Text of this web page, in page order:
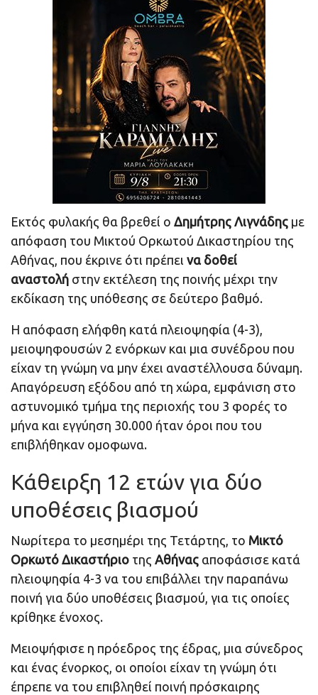
Εκτός φυλακής θα βρεθεί ο Δημήτρης Λιγνάδης με
απόφαση του Μικτού Ορκωτού Δικαστηρίου της
Αθήνας, που έκρινε ότι πρέπει να δοθεί
αναστολή στην εκτέλεση της ποινής μέχρι την
εκδίκαση της υπόθεσης σε δεύτερο βαθμό.
Η απόφαση ελήφθη κατά πλειοψηφία (4-3),
μειοψηφουσών 2 ενόρκων και μια συνέδρου που
είχαν τη γνώμη να μην έχει αναστέλλουσα δύναμη.
Απαγόρευση εξόδου από τη χώρα, εμφάνιση στο
αστυνομικό τμήμα της περιοχής του 3 φορές το
μήνα και εγγύηση 30.000 ήταν όροι που του
επιβλήθηκαν ομοφωνα.
Κάθειρξη 12 ετών για δύο
υποθέσεις βιασμού
Νωρίτερα το μεσημέρι της Τετάρτης, το Μικτό
Ορκωτό Δικαστήριο της Αθήνας αποφάσισε κατά
πλειοψηφία 4-3 να του επιβάλλει την παραπάνω
ποινή για δύο υποθέσεις βιασμού, για τις οποίες
κρίθηκε ένοχος.
Μειοψήφισε η πρόεδρος της έδρας, μια σύνεδρος
και ένας ένορκος, οι οποίοι είχαν τη γνώμη ότι
έπρεπε να του επιβληθεί ποινή πρόσκαιρης